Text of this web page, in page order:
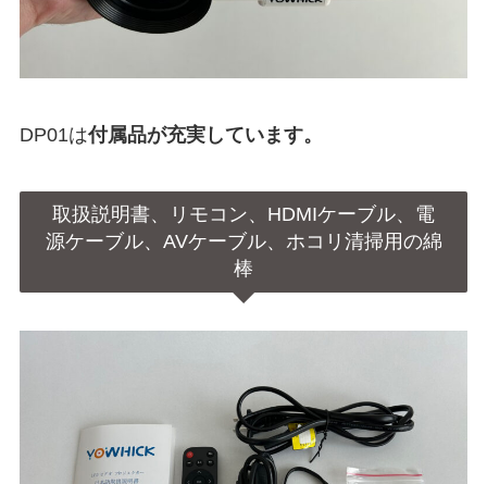
DP01は付属品が充実しています。
取扱説明書、リモコン、HDMIケーブル、電
源ケーブル、AVケーブル、ホコリ清掃用の綿
棒